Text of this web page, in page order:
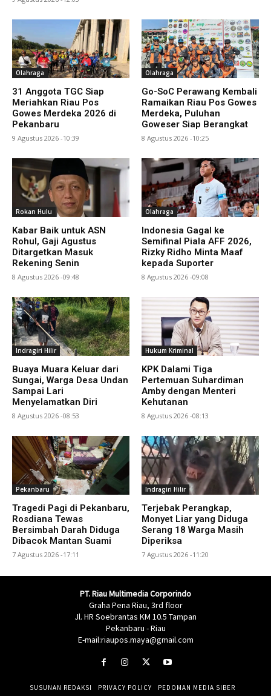
Olahraga
31 Anggota TGC Siap
Meriahkan Riau Pos
Gowes Merdeka 2026 di
Pekanbaru
9 Agustus 2026 -10:39
Olahraga
Go-SoC Perawang Kembali
Ramaikan Riau Pos Gowes
Merdeka, Puluhan
Goweser Siap Berangkat
8 Agustus 2026 -10:25
Rokan Hulu
Kabar Baik untuk ASN
Rohul, Gaji Agustus
Ditargetkan Masuk
Rekening Senin
8 Agustus 2026 -09:48
Olahraga
Indonesia Gagal ke
Semifinal Piala AFF 2026,
Rizky Ridho Minta Maaf
kepada Suporter
8 Agustus 2026 -09:08
Indragiri Hilir
Buaya Muara Keluar dari
Sungai, Warga Desa Undan
Sampai Lari
Menyelamatkan Diri
8 Agustus 2026 -08:53
Hukum Kriminal
KPK Dalami Tiga
Pertemuan Suhardiman
Amby dengan Menteri
Kehutanan
8 Agustus 2026 -08:13
Pekanbaru
Tragedi Pagi di Pekanbaru,
Rosdiana Tewas
Bersimbah Darah Diduga
Dibacok Mantan Suami
7 Agustus 2026 -17:11
Indragiri Hilir
Terjebak Perangkap,
Monyet Liar yang Diduga
Serang 18 Warga Masih
Diperiksa
7 Agustus 2026 -11:20
PT. Riau Multimedia Corporindo
Graha Pena Riau, 3rd floor
Jl. HR Soebrantas KM 10.5 Tampan
Pekanbaru - Riau
E-mail:riaupos.maya@gmail.com
SUSUNAN REDAKSI PRIVACY POLICY
PEDOMAN MEDIA SIBER